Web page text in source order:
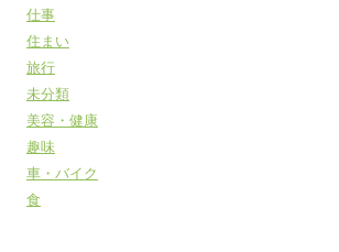
仕事
住まい
旅行
未分類
美容・健康
趣味
車・バイク
食